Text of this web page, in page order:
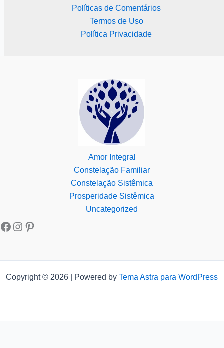
Políticas de Comentários
Termos de Uso
Política Privacidade
Amor Integral
Constelação Familiar
Constelação Sistêmica
Prosperidade Sistêmica
Uncategorized
Copyright © 2026 | Powered by Tema Astra para WordPress